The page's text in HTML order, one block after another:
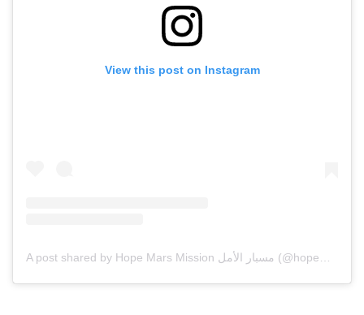
View this post on Instagram